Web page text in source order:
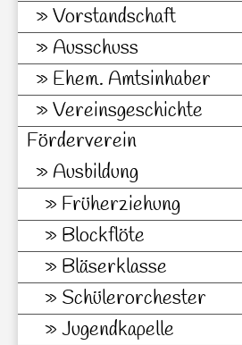
Vorstandschaft
Ausschuss
Ehem. Amtsinhaber
Vereinsgeschichte
Förderverein
Ausbildung
Früherziehung
Blockflöte
Bläserklasse
Schülerorchester
Jugendkapelle